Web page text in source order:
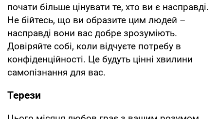
почати більше цінувати те, хто ви є насправді.
Не бійтесь, що ви образите цим людей –
насправді вони вас добре зрозуміють.
Довіряйте собі, коли відчуєте потребу в
конфіденційності. Це будуть цінні хвилини
самопізнання для вас.
Терези